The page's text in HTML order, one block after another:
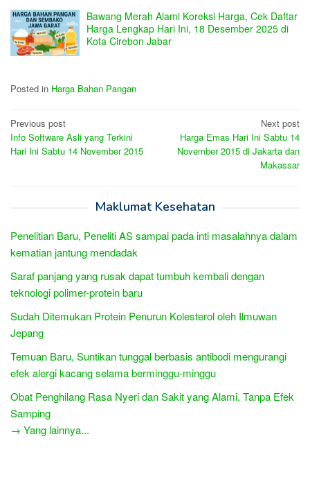
Bawang Merah Alami Koreksi Harga, Cek Daftar
Harga Lengkap Hari Ini, 18 Desember 2025 di
Kota Cirebon Jabar
Posted in Harga Bahan Pangan
Post
navigation
Previous post
Info Software Asli yang Terkini
Hari Ini Sabtu 14 November 2015
Next post
Harga Emas Hari Ini Sabtu 14
November 2015 di Jakarta dan
Makassar
Maklumat Kesehatan
Penelitian Baru, Peneliti AS sampai pada inti masalahnya dalam
kematian jantung mendadak
Saraf panjang yang rusak dapat tumbuh kembali dengan
teknologi polimer-protein baru
Sudah Ditemukan Protein Penurun Kolesterol oleh Ilmuwan
Jepang
Temuan Baru, Suntikan tunggal berbasis antibodi mengurangi
efek alergi kacang selama berminggu-minggu
Obat Penghilang Rasa Nyeri dan Sakit yang Alami, Tanpa Efek
Samping
→ Yang lainnya...